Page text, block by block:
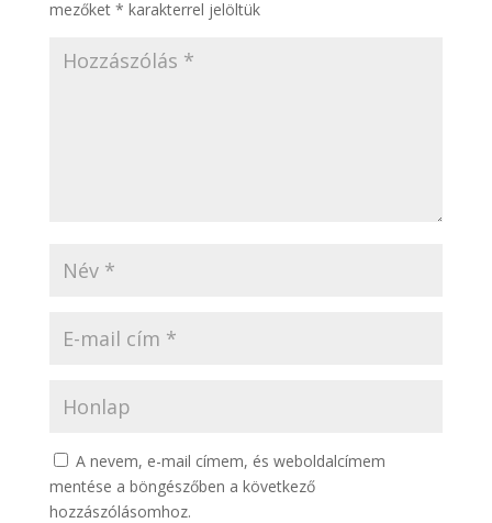
mezőket * karakterrel jelöltük
A nevem, e-mail címem, és weboldalcímem
mentése a böngészőben a következő
hozzászólásomhoz.